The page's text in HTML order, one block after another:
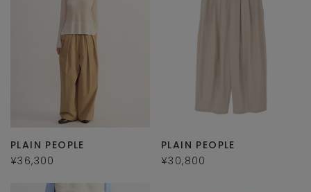
PLAIN PEOPLE
¥36,300
PLAIN PEOPLE
¥30,800